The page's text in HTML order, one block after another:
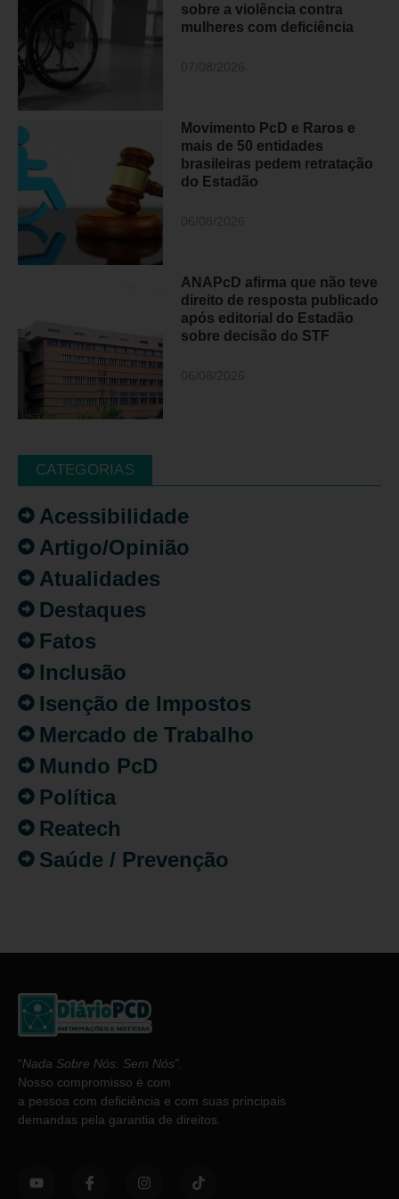
sobre a violência contra
mulheres com deficiência
Movimento PcD e Raros e
mais de 50 entidades
brasileiras pedem retratação
do Estadão
ANAPcD afirma que não teve
direito de resposta publicado
após editorial do Estadão
sobre decisão do STF
CATEGORIAS
Acessibilidade
Artigo/Opinião
Atualidades
Destaques
Fatos
Inclusão
Isenção de Impostos
Mercado de Trabalho
Mundo PcD
Política
Reatech
Saúde / Prevenção
“Nada Sobre Nós. Sem Nós”
Nosso compromisso é com
a pessoa com deficiência e com suas principais
demandas pela garantia de direitos.